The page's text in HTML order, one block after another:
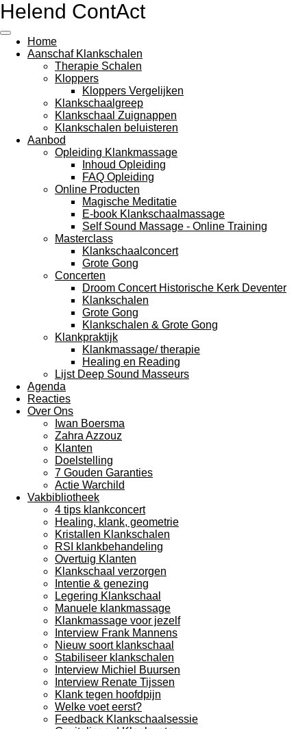
Ga
naar
hoofdinhoud
Helend ContAct
Home
Aanschaf Klankschalen
Therapie Schalen
Kloppers
Kloppers Vergelijken
Klankschaalgreep
Klankschaal Zuignappen
Klankschalen beluisteren
Aanbod
Opleiding Klankmassage
Inhoud Opleiding
FAQ Opleiding
Online Producten
Magische Meditatie
E-book Klankschaalmassage
Self Sound Massage - Online Training
Masterclass
Klankschaalconcert
Grote Gong
Concerten
Droom Concert Historische Kerk Deventer
Klankschalen
Grote Gong
Klankschalen & Grote Gong
Klankpraktijk
Klankmassage/ therapie
Healing en Reading
Lijst Deep Sound Masseurs
Agenda
Reacties
Over Ons
Iwan Boersma
Zahra Azzouz
Klanten
Doelstelling
7 Gouden Garanties
Actie Warchild
Vakbibliotheek
4 tips klankconcert
Healing, klank, geometrie
Kristallen Klankschalen
RSI klankbehandeling
Overtuig Klanten
Klankschaal verzorgen
Intentie & genezing
Legering Klankschaal
Manuele klankmassage
Klankmassage voor jezelf
Interview Frank Mannens
Nieuw soort klankschaal
Stabiliseer klankschalen
Interview Michiel Buursen
Interview Renate Tijssen
Klank tegen hoofdpijn
Welke voet eerst?
Feedback Klankschaalsessie